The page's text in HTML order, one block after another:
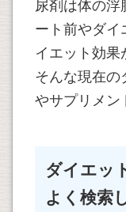
尿剤は体の
ート前やダイ
イエット効果
そんな現在の
やサプリメン
ダイエッ
よく検索